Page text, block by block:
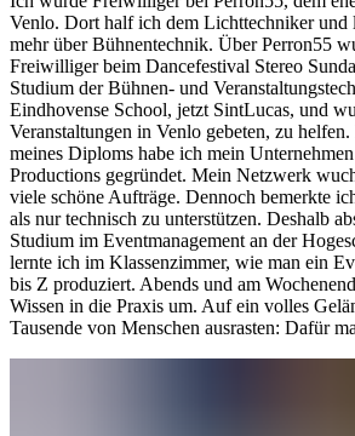
Venlo. Dort half ich dem Lichttechniker und
mehr über Bühnentechnik. Über Perron55
Freiwilliger beim Dancefestival Stereo
Studium der Bühnen- und
Eindhovense School, jetzt SintLucas, und
Veranstaltungen in Venlo gebeten, zu
meines Diploms habe ich mein
Productions gegründet. Mein Netzwerk
viele schöne Aufträge. Dennoch bemerkte
als nur technisch zu unterstützen. Deshalb
Studium im Eventmanagement an der
lernte ich im Klassenzimmer, wie man ein
bis Z produziert. Abends und am
Wissen in die Praxis um. Auf ein volles
Tausende von Menschen ausrasten: Dafür